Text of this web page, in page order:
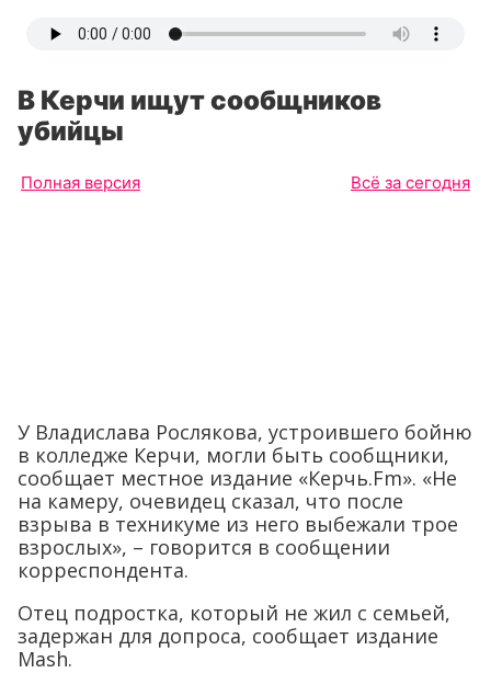
В Керчи ищут сообщников
убийцы
Полная версия Всё за сегодня
У Владислава Рослякова, устроившего бойню
в колледже Керчи, могли быть сообщники,
сообщает местное издание «Керчь.Fm». «Не
на камеру, очевидец сказал, что после
взрыва в техникуме из него выбежали трое
взрослых», – говорится в сообщении
корреспондента.
Отец подростка, который не жил с семьей,
задержан для допроса, сообщает издание
Mash.